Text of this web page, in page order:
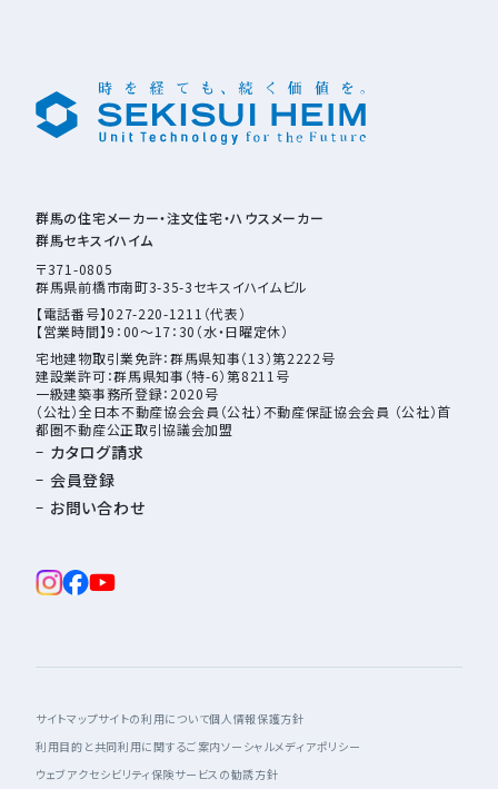
群馬の住宅メーカー・注文住宅・ハウスメーカー
群馬セキスイハイム
〒371-0805
群馬県前橋市南町3-35-3セキスイハイムビル
【電話番号】027-220-1211（代表）
【営業時間】9：00～17：30（水・日曜定休）
宅地建物取引業免許：群馬県知事（13）第2222号
建設業許可：群馬県知事（特-6）第8211号
一級建築事務所登録：2020号
（公社）全日本不動産協会会員（公社）不動産保証協会会員 （公社）首
都圏不動産公正取引協議会加盟
カタログ請求
会員登録
お問い合わせ
サイトマップサイトの利用について個人情報保護方針
利用目的と共同利用に関するご案内ソーシャルメディアポリシー
ウェブアクセシビリティ保険サービスの勧誘方針